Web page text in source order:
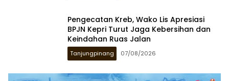
Pengecatan Kreb, Wako Lis Apresiasi
BPJN Kepri Turut Jaga Kebersihan dan
Keindahan Ruas Jalan
Tanjungpinang 07/08/2026